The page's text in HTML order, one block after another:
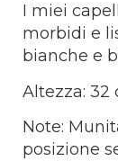
I miei
morbidi e
bianche e
Altezza: 32
Note:
posizione